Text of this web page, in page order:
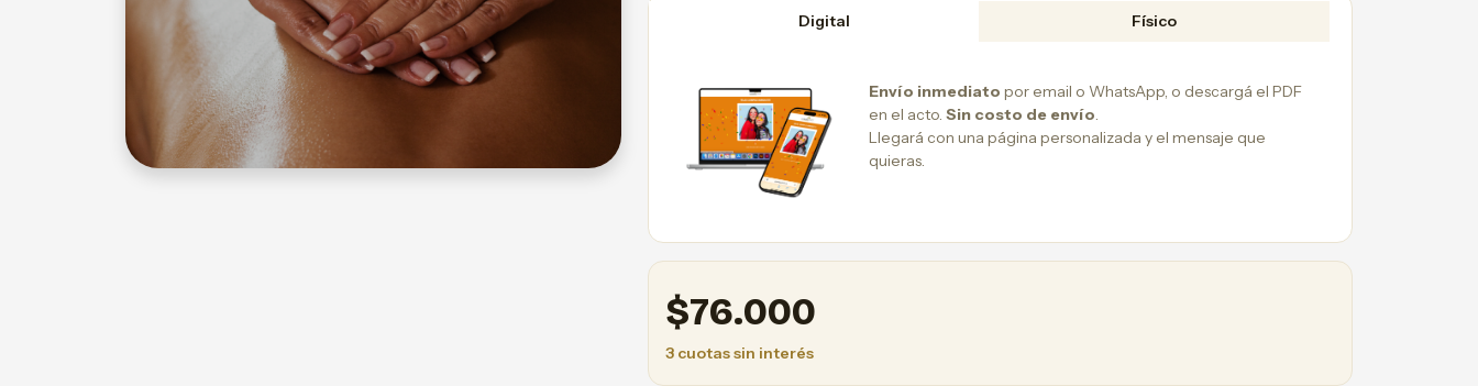
Digital Físico
Envío inmediato por email o WhatsApp, o descargá el PDF
en el acto. Sin costo de envío
Llegará con una página personalizada y el mensaje que
quieras.
$76.000
3 cuotas sin interés